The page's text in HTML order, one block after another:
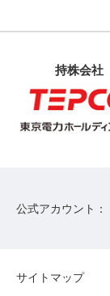
持株会社
公式アカウント：
サイトマップ